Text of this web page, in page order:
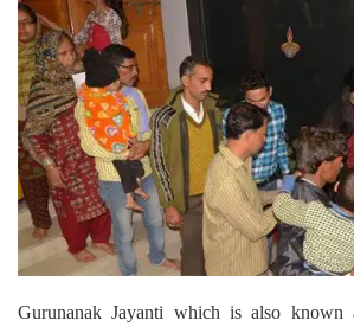
Gurunanak Jayanti which is also known